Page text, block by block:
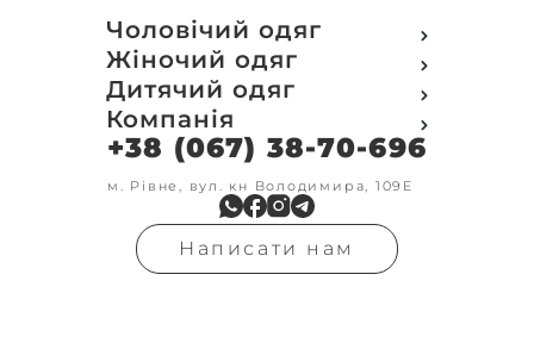
Чоловічий одяг
Футболки
Футболки Polo
Кофти
Світшот
Кенгуру
Кофта з замком
Олімпійки
Флісові кофти
Гольфи
Реглан
Жіночий одяг
Футболки
Поло
Кофти
Світшот
Олімпійки
Кофта на замку
Бомбери
В'язка
Гольфи
Дитячий одяг
Футболки
Кофти
Світшоти
Кенгуру
Кенгуру замок
Костюми
Штани
Шорти
Компанія
Про компанію
Доставка та оплата
Друк на замовлення
Обмін та повернення
Контакти
Умови оформлення
замовлення
+38 (067) 38-70-696
м. Рівне, вул. кн Володимира, 109Е
Написати нам